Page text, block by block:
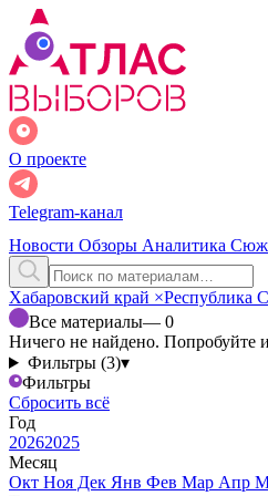
О проекте
Telegram-канал
Новости Обзоры Аналитика
Хабаровский край ×Республика
Все материалы— 0
Ничего не найдено. Попробуйте
Фильтры (3)▾
Фильтры
Сбросить всё
Год
20262025
Месяц
Окт Ноя Дек Янв Фев Мар Апр